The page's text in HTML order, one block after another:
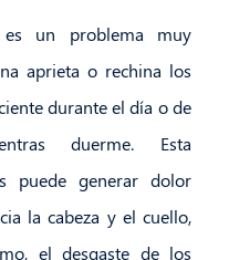
un problema muy
aprieta o rechina los
durante el día o de
duerme. Esta
puede generar dolor
la cabeza y el cuello,
el desgaste de los